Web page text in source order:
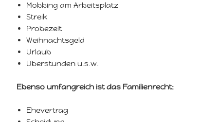
Mobbing am Arbeitsplatz
Streik
Probezeit
Weihnachtsgeld
Urlaub
Überstunden u.s.w.
Ebenso umfangreich ist das Familienrecht:
Ehevertrag